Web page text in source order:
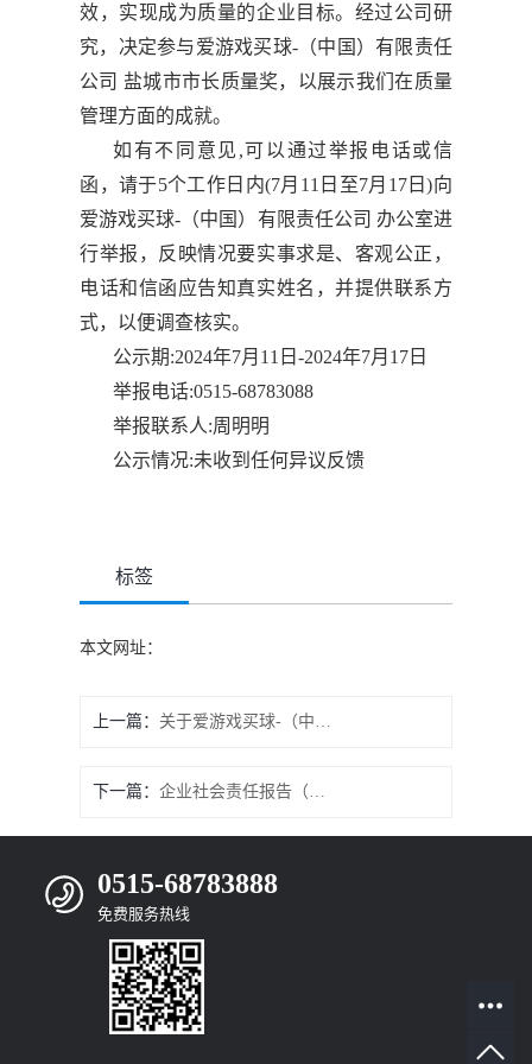
效，实现成为质量的企业目标。经过公司研
究，决定参与爱游戏买球-（中国）有限责任
公司 盐城市市长质量奖，以展示我们在质量
管理方面的成就。
如有不同意见,可以通过举报电话或信
函，请于5个工作日内(7月11日至7月17日)向
爱游戏买球-（中国）有限责任公司 办公室进
行举报，反映情况要实事求是、客观公正，
电话和信函应告知真实姓名，并提供联系方
式，以便调查核实。
公示期:2024年7月11日-2024年7月17日
举报电话:0515-68783088
举报联系人:周明明
公示情况:未收到任何异议反馈
标签
本文网址：
上一篇： 关于爱游戏买球-（中国）有限责任公司 《江苏省研究生工作站》项目的公示
下一篇： 企业社会责任报告（2024年度）
0515-68783888
免费服务热线